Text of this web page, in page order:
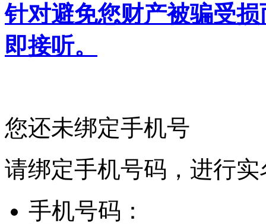
针对避免您财产被骗受
即接听。
您还未绑定手机号
请绑定手机号码，进行
手机号码：